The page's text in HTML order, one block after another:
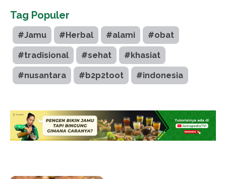
Tag Populer
#Jamu #Herbal #alami #obat
#tradisional #sehat #khasiat
#nusantara #b2p2toot #indonesia